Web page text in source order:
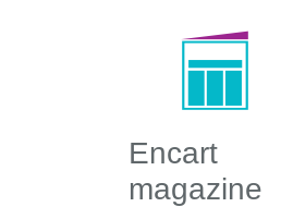
Encart
magazine